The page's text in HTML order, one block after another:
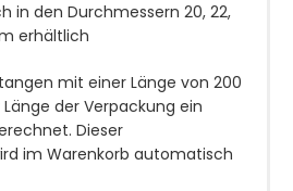
in den Durchmessern 20, 22,
erhältlich
mit einer Länge von 200
der Verpackung ein
Dieser
im Warenkorb automatisch